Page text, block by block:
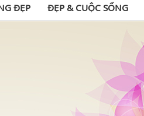
ĐẸP ĐẸP & CUỘC SỐNG